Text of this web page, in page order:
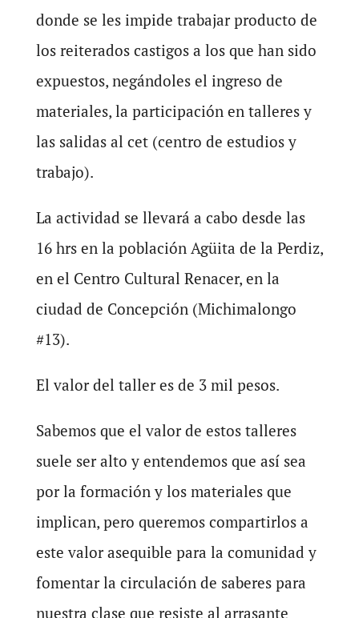
donde se les impide trabajar producto de
los reiterados castigos a los que han sido
expuestos, negándoles el ingreso de
materiales, la participación en talleres y
las salidas al cet (centro de estudios y
trabajo).
La actividad se llevará a cabo desde las
16 hrs en la población Agüita de la Perdiz,
en el Centro Cultural Renacer, en la
ciudad de Concepción (Michimalongo
#13).
El valor del taller es de 3 mil pesos.
Sabemos que el valor de estos talleres
suele ser alto y entendemos que así sea
por la formación y los materiales que
implican, pero queremos compartirlos a
este valor asequible para la comunidad y
fomentar la circulación de saberes para
nuestra clase que resiste al arrasante